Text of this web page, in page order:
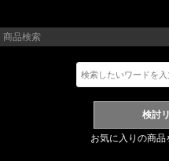
商品検索
お気に入りの商